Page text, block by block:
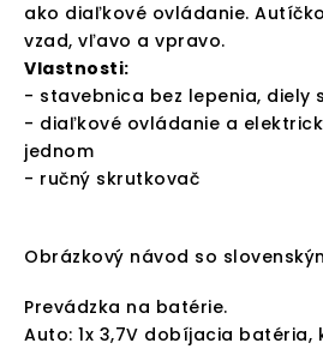
ako diaľkové ovládanie.
vzad, vľavo a vpravo.
Vlastnosti:
- stavebnica bez lepenia, diely
- diaľkové ovládanie a
jednom
- ručný skrutkovač
Obrázkový návod so
Prevádzka na batérie.
Auto: 1x 3,7V dobíjacia batéria,